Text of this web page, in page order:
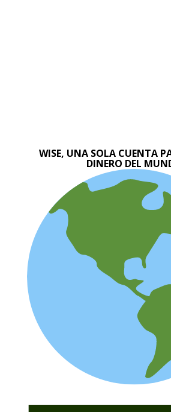
WISE, UNA SOLA CUENTA
DINERO DEL